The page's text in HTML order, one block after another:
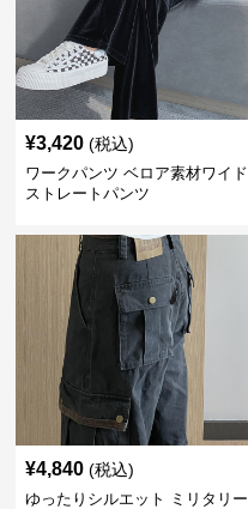
¥3,420 (税込)
ワークパンツ ベロア素材ワイド
ストレートパンツ
¥4,840 (税込)
ゆったりシルエット ミリタリー